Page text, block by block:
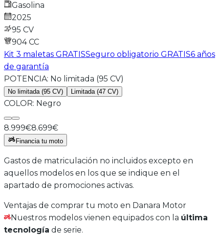
Gasolina
2025
95 CV
904CC
Kit 3 maletas GRATISSeguro obligatorio GRATIS6 años
de garantía
POTENCIA: No limitada (95 CV)
No limitada (95 CV) Limitada (47 CV)
COLOR: Negro
8.999€8.699€
Financia tu moto
Gastos de matriculación no incluidos excepto en
aquellos modelos en los que se indique en el
apartado de promociones activas.
Ventajas de comprar tu moto en Danara Motor
Nuestros modelos vienen equipados con la última
tecnología de serie.